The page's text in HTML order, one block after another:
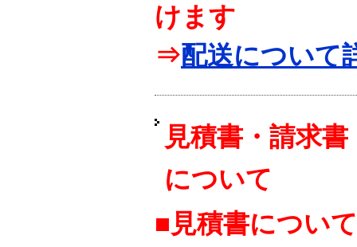
けます
⇒配送について
見積書・請求
について
■見積書について